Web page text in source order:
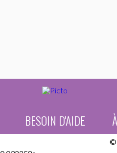
BESOIN D'AIDE
©